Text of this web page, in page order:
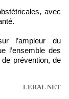
avec
l’ampleur du
l’ensemble des
prévention, de
LERAL NET